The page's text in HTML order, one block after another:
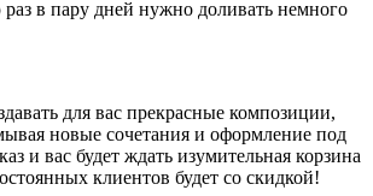
раз в пару дней нужно доливать немного
для вас прекрасные композиции,
новые сочетания и оформление под
и вас будет ждать изумительная корзина
клиентов будет со скидкой!